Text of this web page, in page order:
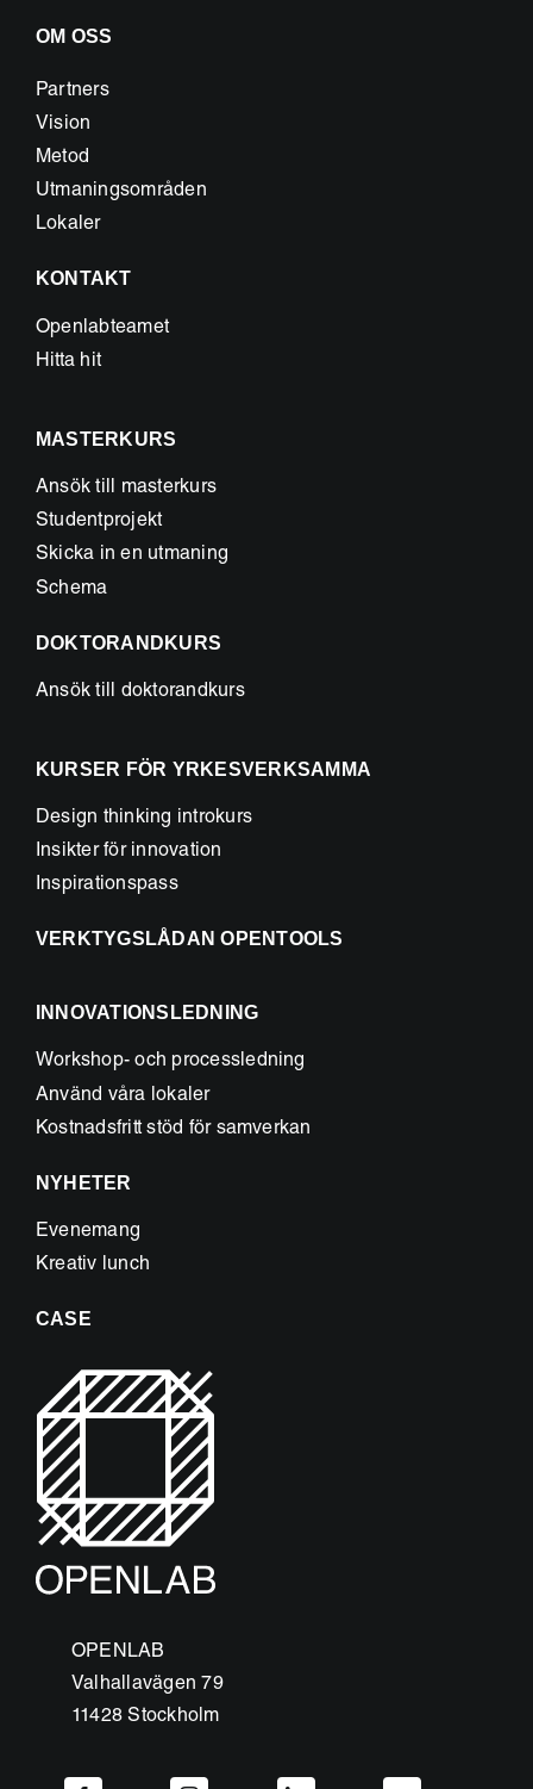
OM OSS
Partners
Vision
Metod
Utmaningsområden
Lokaler
KONTAKT
Openlabteamet
Hitta hit
MASTERKURS
Ansök till masterkurs
Studentprojekt
Skicka in en utmaning
Schema
DOKTORANDKURS
Ansök till doktorandkurs
KURSER FÖR YRKESVERKSAMMA
Design thinking introkurs
Insikter för innovation
Inspirationspass
VERKTYGSLÅDAN OPENTOOLS
INNOVATIONSLEDNING
Workshop- och processledning
Använd våra lokaler
Kostnadsfritt stöd för samverkan
NYHETER
Evenemang
Kreativ lunch
CASE
OPENLAB
Valhallavägen 79
11428 Stockholm